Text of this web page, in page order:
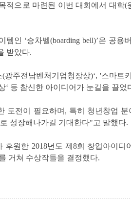
적으로 마련된 이번 대회에서 대학(
템인 ‘승차벨(boarding bell)’은 공용
받았다.
(광주전남벤처기업청장상)‘, '스마트
‘ 등 참신한 아이디어가 눈길을 끌었
도전이 필요하며 , 특히 청년창업
성장해나가길 기대한다"고 말했다.
후원한 2018년도 제 8회 창업아이디
거쳐 수상작들을 결정했다.